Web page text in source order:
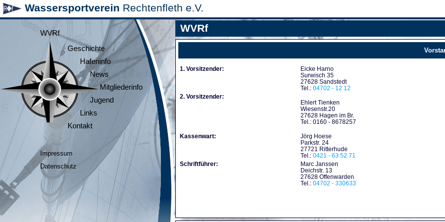
Wassersportverein Rechtenfleth e.V.
WVRf
Geschichte
Hafeninfo
News
Mitgliederinfo
Jugend
Links
Kontakt
Impressum
Datenschutz
WVRf
1. Vorsitzender:
Eicke Harno
Surwisch 35
27628 Sandstedt
Tel.: 04702 - 12 12
2. Vorsitzender:
Ehlert Tienken
Wiesenstr.20
27628 Hagen im Br.
Tel.: 0160 - 8678257
Kassenwart:
Jörg Hoese
Parkstr. 24
27721 Ritterhude
Tel.: 0421 - 63 52 71
Schriftführer:
Marc Janssen
Deichstr. 13
27628 Offenwarden
Tel.: 04702 - 330633